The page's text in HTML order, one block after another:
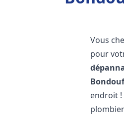
Vous
pour
endroit